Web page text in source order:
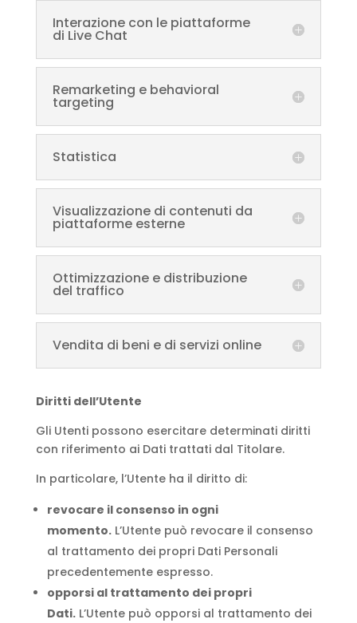
Interazione con le piattaforme
di Live Chat
Remarketing e behavioral
targeting
Statistica
Visualizzazione di contenuti da
piattaforme esterne
Ottimizzazione e distribuzione
del traffico
Vendita di beni e di servizi online
Diritti dell’Utente
Gli Utenti possono esercitare determinati diritti
con riferimento ai Dati trattati dal Titolare.
In particolare, l’Utente ha il diritto di:
revocare il consenso in ogni
momento.L’Utente può revocare il consenso
al trattamento dei propri Dati Personali
precedentemente espresso.
opporsi al trattamento dei propri
Dati.L’Utente può opporsi al trattamento dei